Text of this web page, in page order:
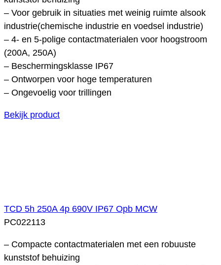
– Voor gebruik in situaties met weinig ruimte alsook
industrie(chemische industrie en voedsel industrie)
– 4- en 5-polige contactmaterialen voor hoogstroom
(200A, 250A)
– Beschermingsklasse IP67
– Ontworpen voor hoge temperaturen
– Ongevoelig voor trillingen
Bekijk product
TCD 5h 250A 4p 690V IP67 Opb MCW
PC022113
– Compacte contactmaterialen met een robuuste
kunststof behuizing